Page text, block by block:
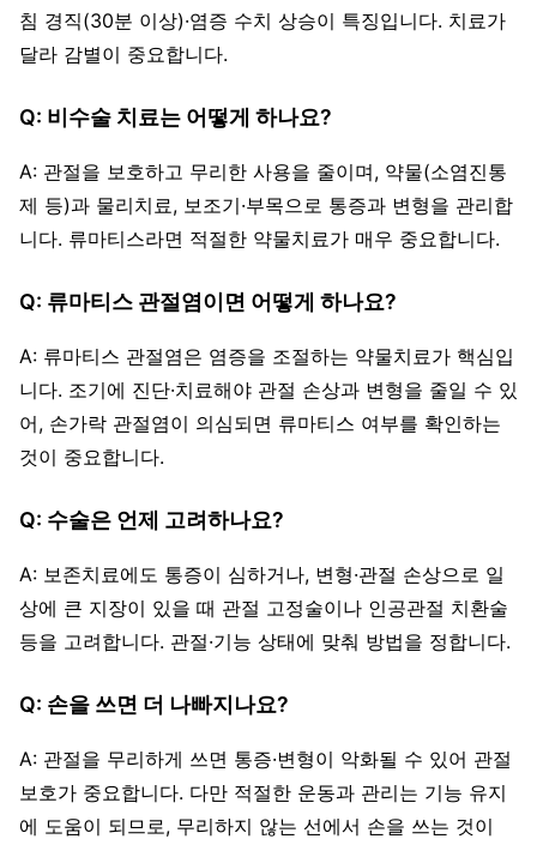
침 경직(30분 이상)·염증 수치 상승이 특징입니다. 치료가
달라 감별이 중요합니다.
Q: 비수술 치료는 어떻게 하나요?
A: 관절을 보호하고 무리한 사용을 줄이며, 약물(소염진통
제 등)과 물리치료, 보조기·부목으로 통증과 변형을 관리합
니다. 류마티스라면 적절한 약물치료가 매우 중요합니다.
Q: 류마티스 관절염이면 어떻게 하나요?
A: 류마티스 관절염은 염증을 조절하는 약물치료가 핵심입
니다. 조기에 진단·치료해야 관절 손상과 변형을 줄일 수 있
어, 손가락 관절염이 의심되면 류마티스 여부를 확인하는
것이 중요합니다.
Q: 수술은 언제 고려하나요?
A: 보존치료에도 통증이 심하거나, 변형·관절 손상으로 일
상에 큰 지장이 있을 때 관절 고정술이나 인공관절 치환술
등을 고려합니다. 관절·기능 상태에 맞춰 방법을 정합니다.
Q: 손을 쓰면 더 나빠지나요?
A: 관절을 무리하게 쓰면 통증·변형이 악화될 수 있어 관절
보호가 중요합니다. 다만 적절한 운동과 관리는 기능 유지
에 도움이 되므로, 무리하지 않는 선에서 손을 쓰는 것이